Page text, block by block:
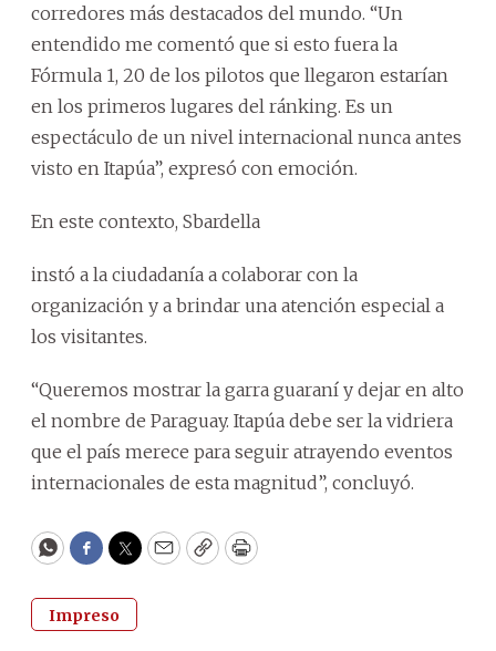
corredores más destacados del mundo. “Un
entendido me comentó que si esto fuera la
Fórmula 1, 20 de los pilotos que llegaron estarían
en los primeros lugares del ránking. Es un
espectáculo de un nivel internacional nunca antes
visto en Itapúa”, expresó con emoción.
En este contexto, Sbardella
instó a la ciudadanía a colaborar con la
organización y a brindar una atención especial a
los visitantes.
“Queremos mostrar la garra guaraní y dejar en alto
el nombre de Paraguay. Itapúa debe ser la vidriera
que el país merece para seguir atrayendo eventos
internacionales de esta magnitud”, concluyó.
WhatsApp
Facebook
Twitter
EmailCopyPrint
Impreso